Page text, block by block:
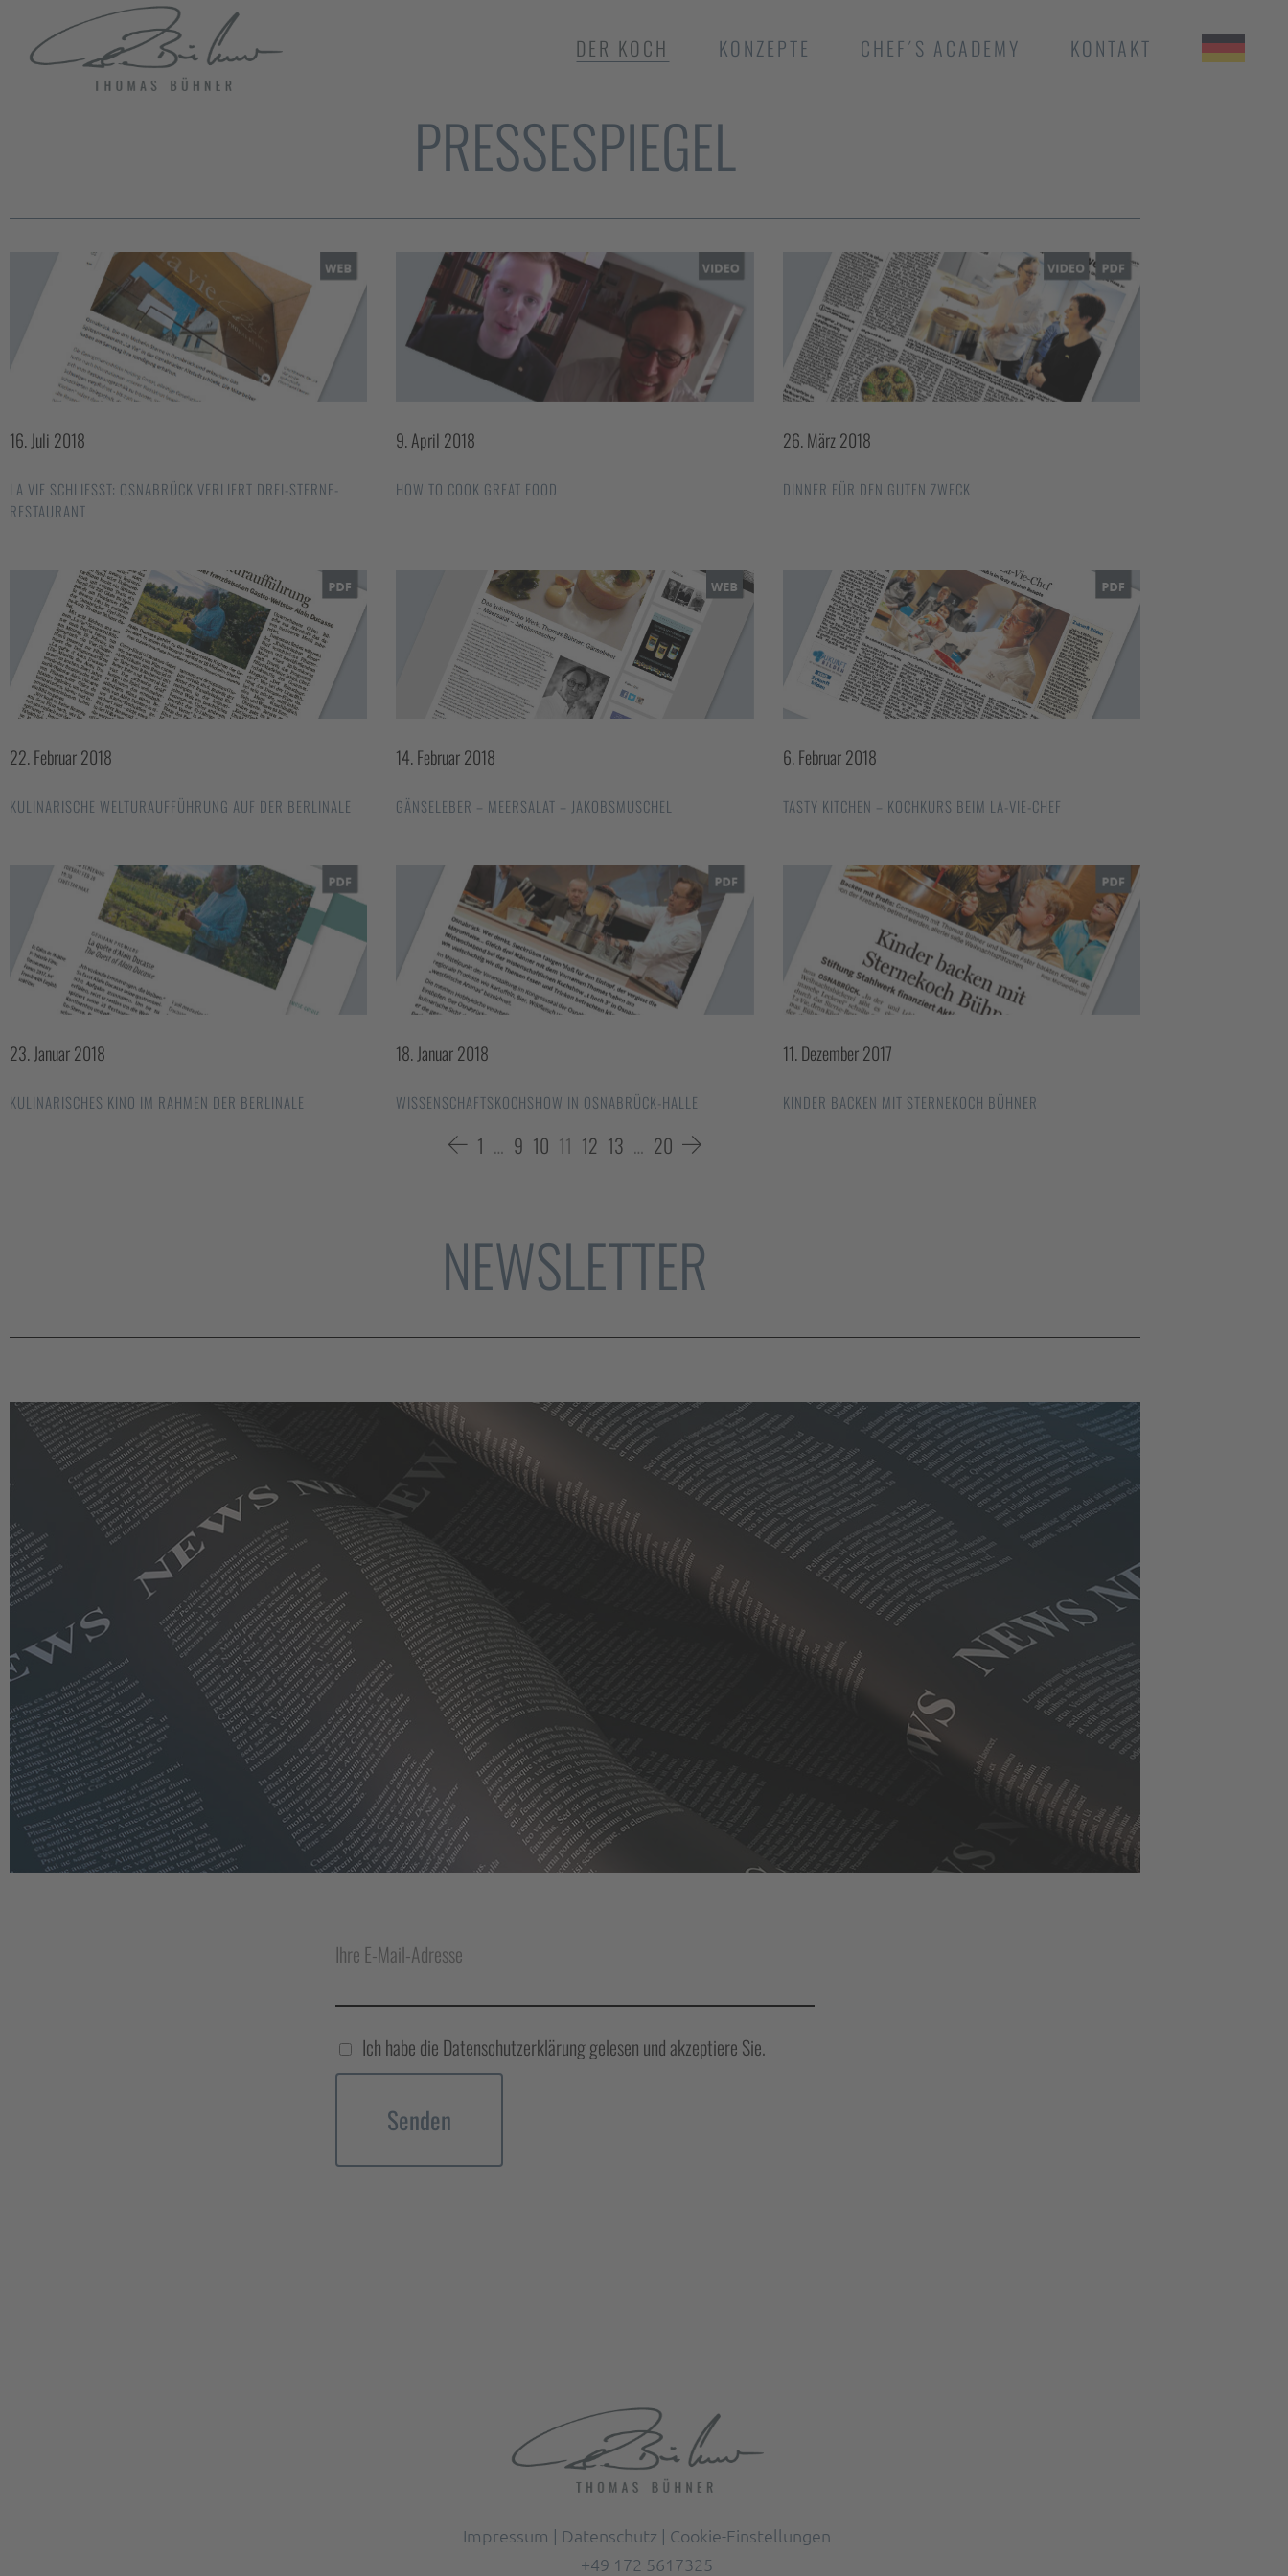
DER KOCH
BÜHNER TAIPEH
KONZEPTE CHEF´S ACADEMY KONTAKT
PRESSESPIEGEL
16. Juli 2018
LA VIE SCHLIESST: OSNABRÜCK VERLIERT DREI-STERNE-R
ESTAURANT
9. April 2018
HOW TO COOK GREAT FOOD
26. März 2018
DINNER FÜR DEN GUTEN ZWECK
22. Februar 2018
KULINARISCHE WELTURAUFFÜHRUNG AUF DER BERLINALE
14. Februar 2018
GÄNSELEBER – MEERSALAT – JAKOBSMUSCHEL
6. Februar 2018
TASTY KITCHEN – KOCHKURS BEIM LA-VIE-CHEF
23. Januar 2018
KULINARISCHES KINO IM RAHMEN DER BERLINALE
18. Januar 2018
WISSENSCHAFTSKOCHSHOW IN OSNABRÜCK-HALLE
11. Dezember 2017
KINDER BACKEN MIT STERNEKOCH BÜHNER
1 … 9 10 11 12 13 … 20
NEWSLETTER
Ihre E-Mail-Adresse
Ich habe die Datenschutzerklärung gelesen und akzeptiere Sie.
Impressum | Datenschutz | Cookie-Einstellungen
+49 172 5617325